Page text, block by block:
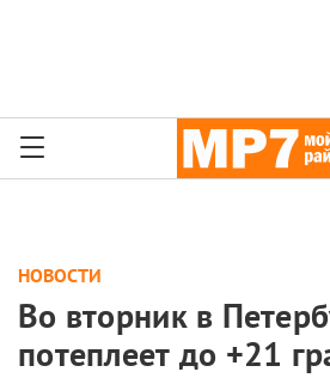
НОВОСТИ
Во вторник в
потеплеет до +21